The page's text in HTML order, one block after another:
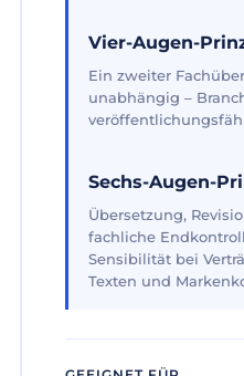
Vier-Augen-
Ein zweiter
unabhängig –
Sechs-Augen-
Übersetzung,
fachliche
Sensibilität bei
Texten und